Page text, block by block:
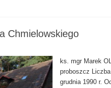
Chmielowskiego
ks. mgr Marek
proboszcz
grudnia 1990 r.